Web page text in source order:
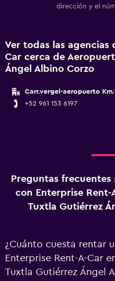
dirección y el
Ver todas las agencias
Car cerca de
Ángel Albino Corzo
Carr.vergel-aeropuerto
+52 961 153 6197
Preguntas
con Enterprise Rent-
Tuxtla Gutiérrez
¿Cuánto cuesta rentar
Enterprise Rent-A-Car
Tuxtla Gutiérrez Ángel